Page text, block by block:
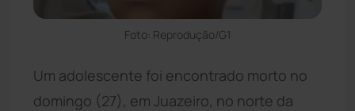
Foto: Reprodução/G1
Um adolescente foi encontrado morto no
domingo (27), em Juazeiro, no norte da